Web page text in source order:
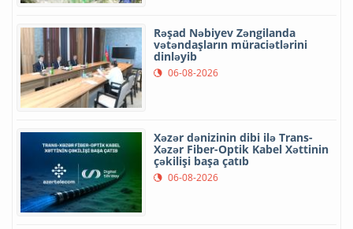
Rəşad Nəbiyev Zəngilanda
vətəndaşların müraciətlərini
dinləyib
06-08-2026
Xəzər dənizinin dibi ilə Trans-
Xəzər Fiber-Optik Kabel Xəttinin
çəkilişi başa çatıb
06-08-2026